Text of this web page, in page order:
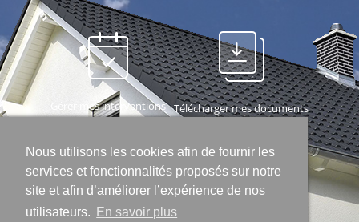
Nous utilisons les cookies afin de fournir les
services et fonctionnalités proposés sur notre
site et afin d’améliorer l’expérience de nos
utilisateurs.
En savoir plus
Gérer mes interventions Télécharger mes documents